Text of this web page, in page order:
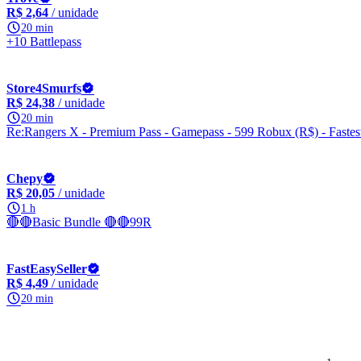
R$ 2,64 / unidade
20 min
+10 Battlepass
Store4Smurfs
R$ 24,38 / unidade
20 min
Re:Rangers X - Premium Pass - Gamepass - 599 Robux (R$) -
Chepy
R$ 20,05 / unidade
1 h
🔴🔴Basic Bundle 🔴🔴99R
FastEasySeller
R$ 4,49 / unidade
20 min